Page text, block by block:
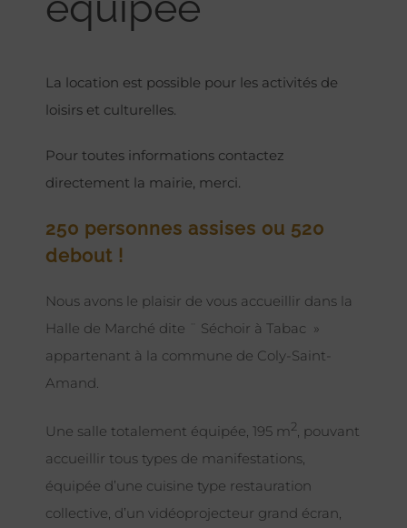
La location est possible pour les activités de
loisirs et culturelles.
Pour toutes informations contactez
directement la mairie, merci.
250 personnes assises ou 520
debout !
Nous avons le plaisir de vous accueillir dans la
Halle de Marché dite ¨ Séchoir à Tabac »
appartenant à la commune de Coly-Saint-
Amand.
Une salle totalement équipée, 195 m2, pouvant
accueillir tous types de manifestations,
équipée d’une cuisine type restauration
collective, d’un vidéoprojecteur grand écran,